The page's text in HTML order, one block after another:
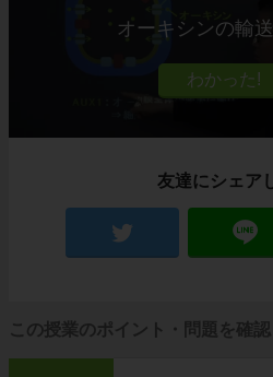
オーキシンの輸
友達にシェア
この授業のポイント・問題を確認